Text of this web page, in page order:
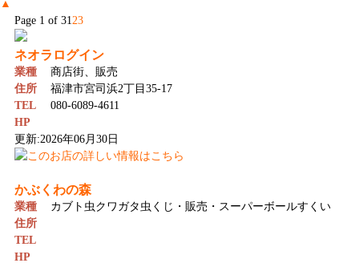
▲
Page 1 of 31 23
ネオラログイン
業種
商店街、販売
住所
福津市宮司浜2丁目35-17
TEL
080-6089-4611
HP
更新:2026年06月30日
かぶくわの森
業種
カブト虫クワガタ虫くじ・販売・スーパーボールすくい
住所
TEL
HP